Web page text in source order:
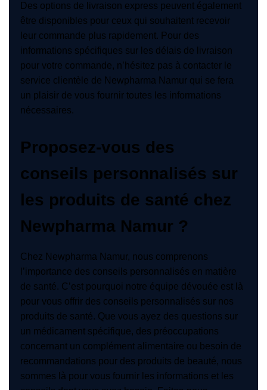
Des options de livraison express peuvent également
être disponibles pour ceux qui souhaitent recevoir
leur commande plus rapidement. Pour des
informations spécifiques sur les délais de livraison
pour votre commande, n’hésitez pas à contacter le
service clientèle de Newpharma Namur qui se fera
un plaisir de vous fournir toutes les informations
nécessaires.
Proposez-vous des
conseils personnalisés sur
les produits de santé chez
Newpharma Namur ?
Chez Newpharma Namur, nous comprenons
l’importance des conseils personnalisés en matière
de santé. C’est pourquoi notre équipe dévouée est là
pour vous offrir des conseils personnalisés sur nos
produits de santé. Que vous ayez des questions sur
un médicament spécifique, des préoccupations
concernant un complément alimentaire ou besoin de
recommandations pour des produits de beauté, nous
sommes là pour vous fournir les informations et les